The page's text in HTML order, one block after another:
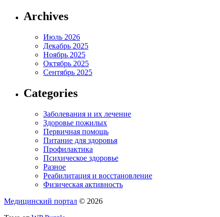
Archives
Июль 2026
Декабрь 2025
Ноябрь 2025
Октябрь 2025
Сентябрь 2025
Categories
Заболевания и их лечение
Здоровье пожилых
Первичная помощь
Питание для здоровья
Профилактика
Психическое здоровье
Разное
Реабилитация и восстановление
Физическая активность
Медицинский портал © 2026